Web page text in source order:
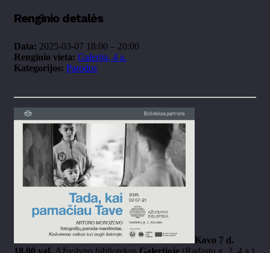
Renginio detalės
Data: 2025-03-07 18:00 – 20:00
Renginio vieta: Galerija, 4 a.
Kategorijos: Parodos
Kovo 7 d.